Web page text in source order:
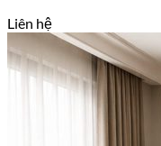
Liên hệ